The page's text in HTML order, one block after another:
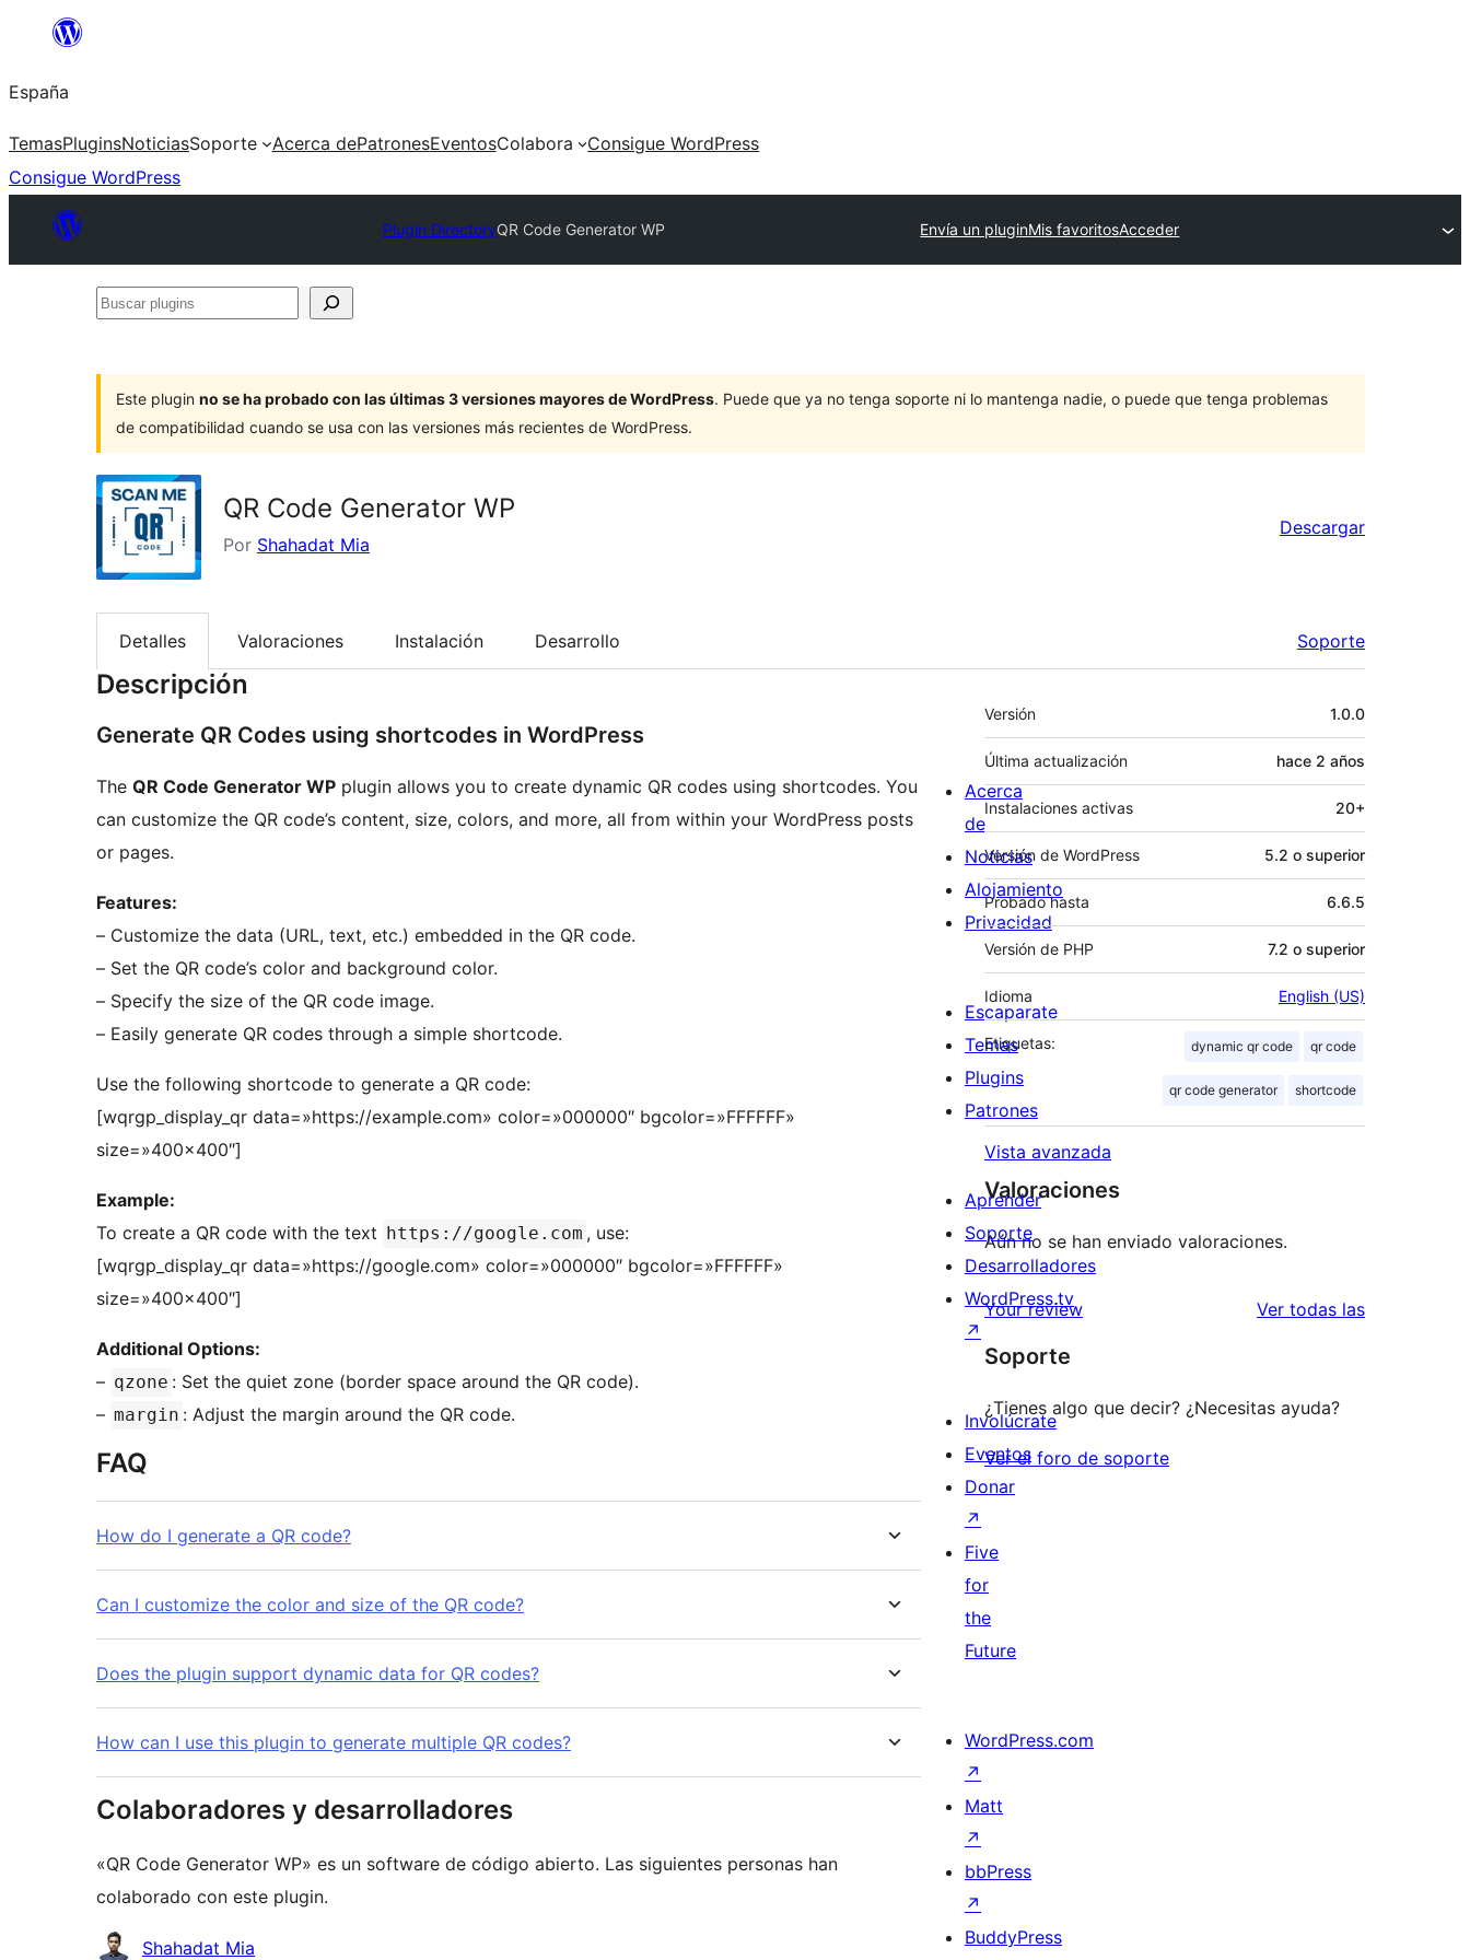
Saltar
contenido
España
TemasPluginsNoticiasSoporte Acerca dePatronesEventosColabora
Consigue WordPress
Consigue WordPress
Plugin DirectoryQR Code Generator WP Envía un pluginMis favoritosAcceder
Buscar
Este plugin no se ha probado con las últimas 3 versiones mayores de WordPress. Puede que ya no tenga soporte ni lo mantenga nadie, o puede que tenga problemas
de compatibilidad cuando se usa con las versiones más recientes de WordPress.
QR Code Generator WP
Por Shahadat Mia
Descargar
Detalles Valoraciones Instalación Desarrollo Soporte
Descripción
Generate QR Codes using shortcodes in WordPress
The QR Code Generator WP plugin allows you to create dynamic QR codes using shortcodes. You
can customize the QR code’s content, size, colors, and more, all from within your WordPress posts
or pages.
Features:
– Customize the data (URL, text, etc.) embedded in the QR code.
– Set the QR code’s color and background color.
– Specify the size of the QR code image.
– Easily generate QR codes through a simple shortcode.
Use the following shortcode to generate a QR code:
[wqrgp_display_qr data=»https://example.com» color=»000000″ bgcolor=»FFFFFF»
size=»400×400″]
Example:
To create a QR code with the text
https://google.com , use:
[wqrgp_display_qr data=»https://google.com» color=»000000″ bgcolor=»FFFFFF»
size=»400×400″]
Additional Options:
– qzone : Set the quiet zone (border space around the QR code).
– margin : Adjust the margin around the QR code.
FAQ
How do I generate a QR code?
Can I customize the color and size of the QR code?
Does the plugin support dynamic data for QR codes?
How can I use this plugin to generate multiple QR codes?
Colaboradores y desarrolladores
«QR Code Generator WP» es un software de código abierto. Las siguientes personas han
colaborado con este plugin.
Colaboradores
Shahadat Mia
Meta
Versión 1.0.0
Última actualización hace 2 años
Instalaciones activas 20+
Versión de WordPress 5.2 o superior
Probado hasta 6.6.5
Versión de PHP 7.2 o superior
Idioma English (US)
Etiquetas: dynamic qr code qr code
qr code generator shortcode
Vista avanzada
Valoraciones
Aún no se han enviado valoraciones.
Your review Ver todas lasvaloraciones
Soporte
¿Tienes algo que decir? ¿Necesitas ayuda?
Ver el foro de soporte
Acerca
de
Noticias
Alojamiento
Privacidad
Escaparate
Temas
Plugins
Patrones
Aprender
Soporte
Desarrolladores
WordPress.tv
↗
Involúcrate
Eventos
Donar
↗
Five
for
the
Future
WordPress.com
↗
Matt
↗
bbPress
↗
BuddyPress